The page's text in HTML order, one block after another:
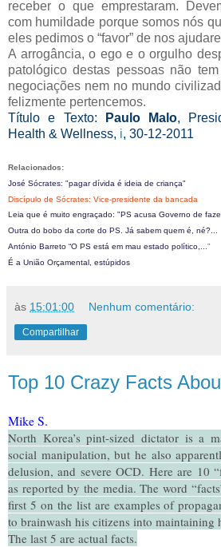
receber o que emprestaram.
com humildade porque somos nós
eles pedimos o “favor” de nos
A arrogância, o ego e o orgulho
patológico destas pessoas não
negociações nem no mundo
felizmente pertencemos.
Título e Texto:
Paulo Malo,
Health & Wellness, i, 30-12-2011
Relacionados:
José Sócrates: "pagar dívida é ideia de criança"
Discípulo de Sócrates: Vice-presidente da bancada
Leia que é muito engraçado: "PS acusa Governo de
Outra do bobo da corte do PS. Já sabem quem é, né?...
António Barreto “O PS está em mau estado político,... "
É a União Orçamental, estúpidos
às 15:01:00 Nenhum comentário:
Compartilhar
Top 10 Crazy Facts
Mike S.
North Korea’s pint-sized dictator is a
social manipulation, but he also
delusion, and severe OCD. Here are 10
as reported by the media. The word
first 5 on the list are examples of
to brainwash his citizens into maintaining
The last 5 are actual facts.